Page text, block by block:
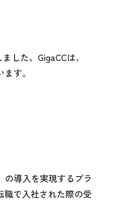
した。GigaCCは、
す。
導入を実現するプラ
職で入社された際の受